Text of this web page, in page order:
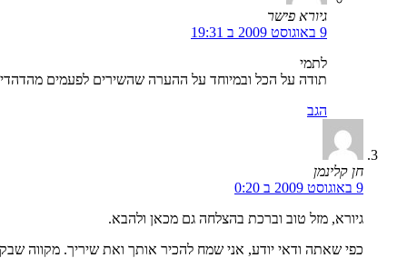
גיורא פישר
9 באוגוסט 2009 ב 19:31
לתמי
תודה על הכל ובמיוחד על ההערה שהשירים לפעמים
הגב
חן קלינמן
9 באוגוסט 2009 ב 0:20
גיורא, מזל טוב וברכת בהצלחה גם מכאן ולהבא.
כפי שאתה ודאי יודע, אני שמח להכיר אותך ואת שיריך. מקווה